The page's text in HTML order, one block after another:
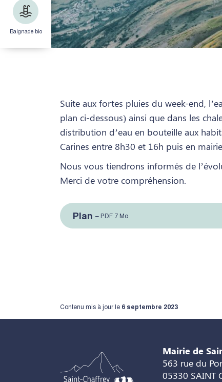
Baignade bio
Suite aux fortes pluies du week-end,
plan ci-dessous) ainsi que dans les
distribution d’eau en bouteille aux
Carines entre 8h30 et 16h puis en
Nous vous tiendrons informés de
Merci de votre compréhension.
Plan – PDF 7 Mo
Contenu mis à jour le 6 septembre 2023
Mairie de
563 rue du
05330 SAINT